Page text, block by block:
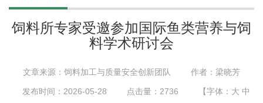
新
闻
饲料所专家受邀参加国际鱼类营养与饲
料学术研讨会
文章来源：饲料加工与质量安全创新团队 作者：梁晓芳
发布时间：2026-05-28 点击量： 2736 【字体： 大 中